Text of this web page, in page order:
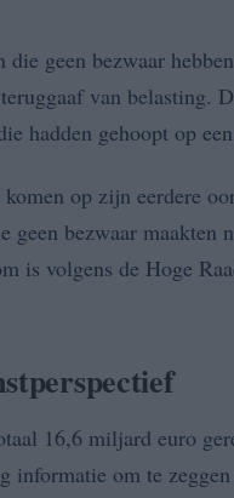
geen bezwaar
van belasting.
hadden gehoopt op
op zijn eerdere
geen bezwaar maakten
is volgens de Hoge
16,6 miljard euro
informatie om te